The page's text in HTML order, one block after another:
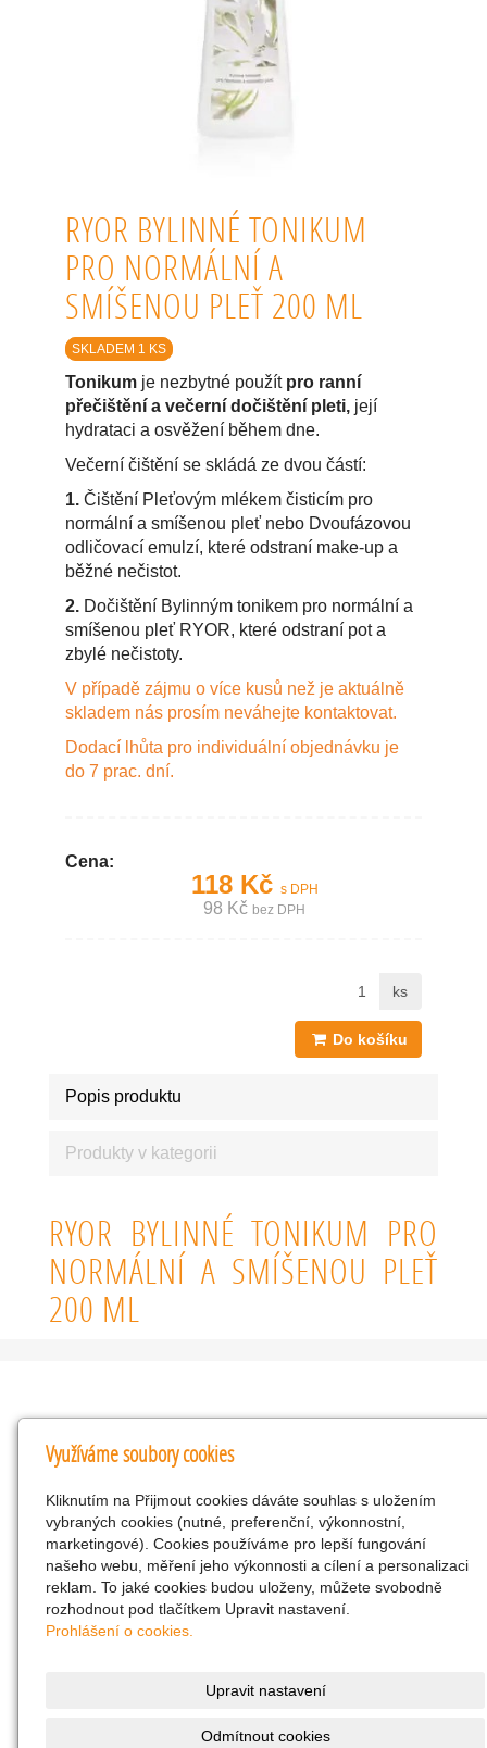
RYOR BYLINNÉ TONIKUM
PRO NORMÁLNÍ A
SMÍŠENOU PLEŤ 200 ML
SKLADEM 1 KS
Tonikum je nezbytné použít pro ranní
přečištění a večerní dočištění pleti, její
hydrataci a osvěžení během dne.
Večerní čištění se skládá ze dvou částí:
1. Čištění Pleťovým mlékem čisticím pro
normální a smíšenou pleť nebo Dvoufázovou
odličovací emulzí, které odstraní make-up a
běžné nečistot.
2. Dočištění Bylinným tonikem pro normální a
smíšenou pleť RYOR, které odstraní pot a
zbylé nečistoty.
V případě zájmu o více kusů než je aktuálně
skladem nás prosím neváhejte kontaktovat.
Dodací lhůta pro individuální objednávku je
do 7 prac. dní.
Cena:
118 Kč s DPH
98 Kč bez DPH
ks
Do košíku
Popis produktu
Produkty v kategorii
RYOR BYLINNÉ TONIKUM PRO
NORMÁLNÍ A SMÍŠENOU PLEŤ
200 ML
Kontakty
KNK obchodní společnost s r.o.
Komenského 127, Žacléř, 542 01 Číslo účtu:
286293602/0300
25298518
CZ25298518
info@drogerienacestach.cz
Využíváme soubory cookies
Kliknutím na Přijmout cookies dáváte souhlas s uložením
vybraných cookies (nutné, preferenční, výkonnostní,
marketingové). Cookies používáme pro lepší fungování
našeho webu, měření jeho výkonnosti a cílení a personalizaci
reklam. To jaké cookies budou uloženy, můžete svobodně
rozhodnout pod tlačítkem Upravit nastavení.
Prohlášení o cookies.
Upravit nastavení
Odmítnout cookies